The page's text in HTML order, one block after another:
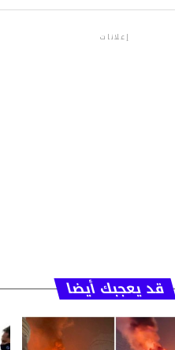
إعلانات
قد يعجبك أيضا